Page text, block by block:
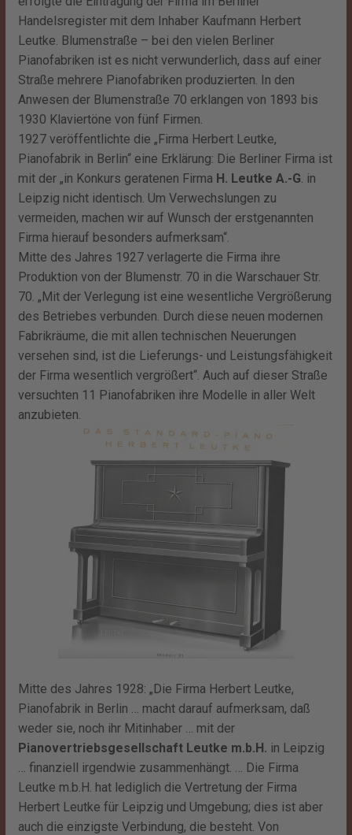
Handelsregister mit dem Inhaber Kaufmann Herbert
Leutke. Blumenstraße – bei den vielen Berliner
Pianofabriken ist es nicht verwunderlich, dass auf einer
Straße mehrere Pianofabriken produzierten. In den
Anwesen der Blumenstraße 70 erklangen von 1893 bis
1930 Klaviertöne von fünf Firmen.
1927 veröffentlichte die „Firma Herbert Leutke,
Pianofabrik in Berlin“ eine Erklärung: Die Berliner Firma ist
mit der „in Konkurs geratenen Firma H. Leutke A.-G. in
Leipzig nicht identisch. Um Verwechslungen zu
vermeiden, machen wir auf Wunsch der erstgenannten
Firma hierauf besonders aufmerksam“.
Mitte des Jahres 1927 verlagerte die Firma ihre
Produktion von der Blumenstr. 70 in die Warschauer Str.
70. „Mit der Verlegung ist eine wesentliche Vergrößerung
des Betriebes verbunden. Durch diese neuen modernen
Fabrikräume, die mit allen technischen Neuerungen
versehen sind, ist die Lieferungs- und Leistungsfähigkeit
der Firma wesentlich vergrößert“. Auch auf dieser Straße
versuchten 11 Pianofabriken ihre Modelle in aller Welt
anzubieten.
Mitte des Jahres 1928: „Die Firma Herbert Leutke,
Pianofabrik in Berlin … macht darauf aufmerksam, daß
weder sie, noch ihr Mitinhaber … mit der
Pianovertriebsgesellschaft Leutke m.b.H. in Leipzig
… finanziell irgendwie zusammenhängt. … Die Firma
Leutke m.b.H. hat lediglich die Vertretung der Firma
Herbert Leutke für Leipzig und Umgebung; dies ist aber
auch die einzigste Verbindung, die besteht. Von